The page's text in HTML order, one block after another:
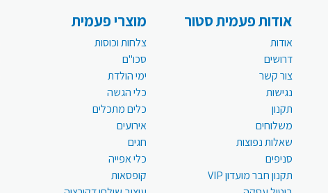
אודות פעמית סטור
אודות
דרושים
צור קשר
נגישות
תקנון
משלוחים
שאלות נפוצות
סניפים
תקנון חבר מועדון VIP
מוצרי פעמית
צלחות וכוסות
סכו"ם
ימי הולדת
כלי הגשה
כלים מתכלים
אירועים
חגים
כלי אפייה
קופסאות